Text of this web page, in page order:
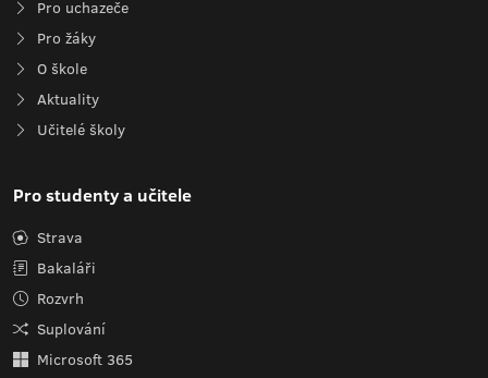
Pro uchazeče
Pro žáky
O škole
Aktuality
Učitelé školy
Pro studenty a učitele
Strava
Bakaláři
Rozvrh
Suplování
Microsoft 365